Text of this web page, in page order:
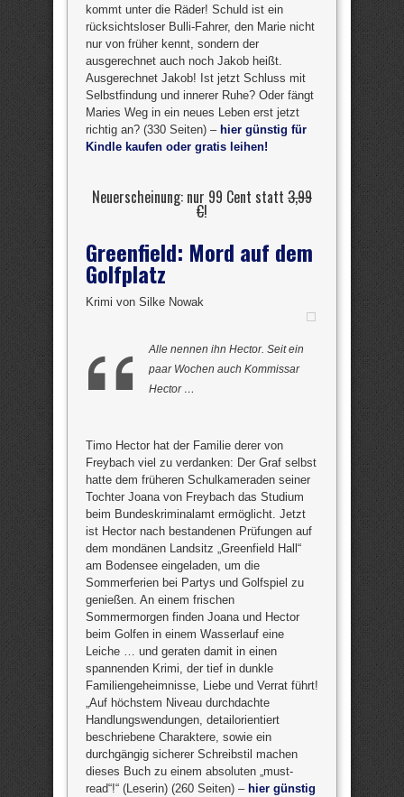
kommt unter die Räder! Schuld ist ein
rücksichtsloser Bulli-Fahrer, den Marie nicht
nur von früher kennt, sondern der
ausgerechnet auch noch Jakob heißt.
Ausgerechnet Jakob! Ist jetzt Schluss mit
Selbstfindung und innerer Ruhe? Oder fängt
Maries Weg in ein neues Leben erst jetzt
richtig an? (330 Seiten) – hier günstig für
Kindle kaufen oder gratis leihen!
Neuerscheinung: nur 99 Cent statt 3,99
€!
Greenfield: Mord auf dem
Golfplatz
Krimi von Silke Nowak
Alle nennen ihn Hector. Seit ein
paar Wochen auch Kommissar
Hector …
Timo Hector hat der Familie derer von
Freybach viel zu verdanken: Der Graf selbst
hatte dem früheren Schulkameraden seiner
Tochter Joana von Freybach das Studium
beim Bundeskriminalamt ermöglicht. Jetzt
ist Hector nach bestandenen Prüfungen auf
dem mondänen Landsitz „Greenfield Hall“
am Bodensee eingeladen, um die
Sommerferien bei Partys und Golfspiel zu
genießen. An einem frischen
Sommermorgen finden Joana und Hector
beim Golfen in einem Wasserlauf eine
Leiche … und geraten damit in einen
spannenden Krimi, der tief in dunkle
Familiengeheimnisse, Liebe und Verrat führt!
„Auf höchstem Niveau durchdachte
Handlungswendungen, detailorientiert
beschriebene Charaktere, sowie ein
durchgängig sicherer Schreibstil machen
dieses Buch zu einem absoluten „must-
read“!“ (Leserin) (260 Seiten) – hier günstig